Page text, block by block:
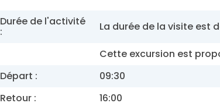
Durée de l'activité
: La durée de la visite est
Cette excursion est
Départ :
09:30
Retour :
16:00